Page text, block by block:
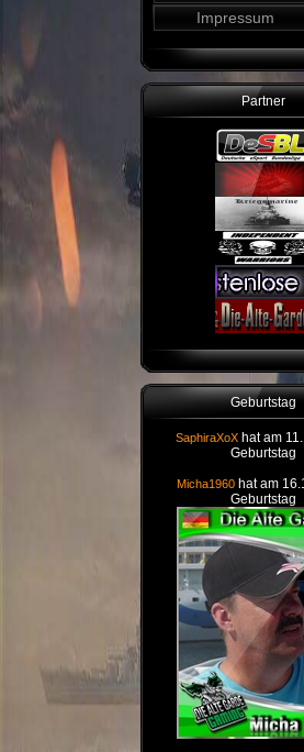
Impressum
Partner
Geburtstag
SaphiraXoXhat am
Geburtstag
Micha1960 hat am
Geburtstag